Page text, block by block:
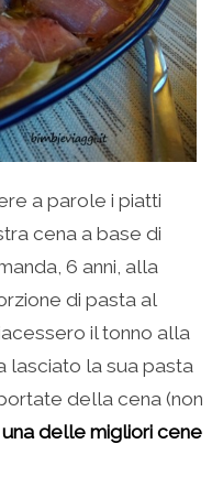
a parole i piatti
cena a base di
6 anni, alla
di pasta al
il tonno alla
lasciato la sua pasta
della cena (non
delle migliori cene